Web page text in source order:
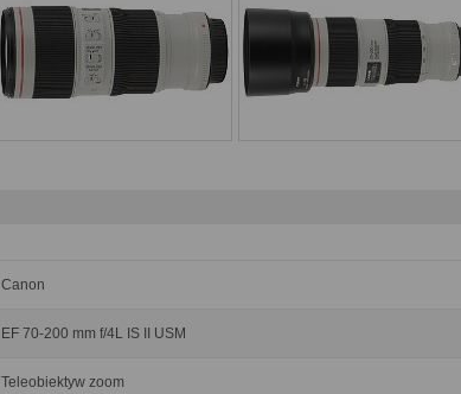
Canon
EF 70-200 mm f/4L IS II USM
Teleobiektyw zoom